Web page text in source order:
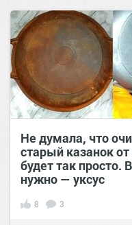
31 июл 2021
Не думала, что
старый казанок
будет так просто.
нужно — уксус
8 3